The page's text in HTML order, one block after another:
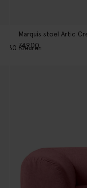
Marquis stoel Artic
749.00
30 Kleuren